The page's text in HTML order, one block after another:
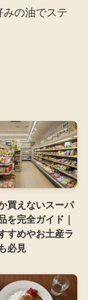
みの油でステ
買えないスーパ
を完全ガイド｜
すめやお土産ラ
必見